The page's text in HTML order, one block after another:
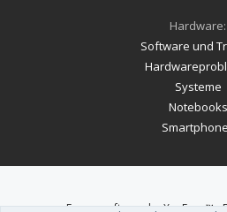
Hardware:
Software und
Systeme
Notebooks
Forum software by XenForo™-